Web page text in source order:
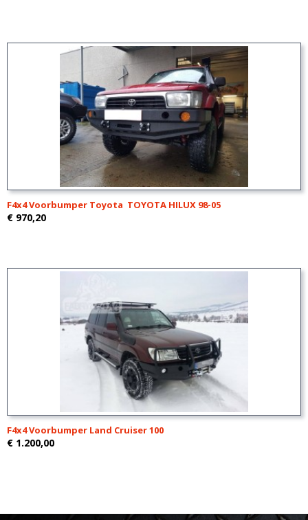
F4x4 Voorbumper Toyota TOYOTA HILUX 98-05
€ 970,20
F4x4 Voorbumper Land Cruiser 100
€ 1.200,00